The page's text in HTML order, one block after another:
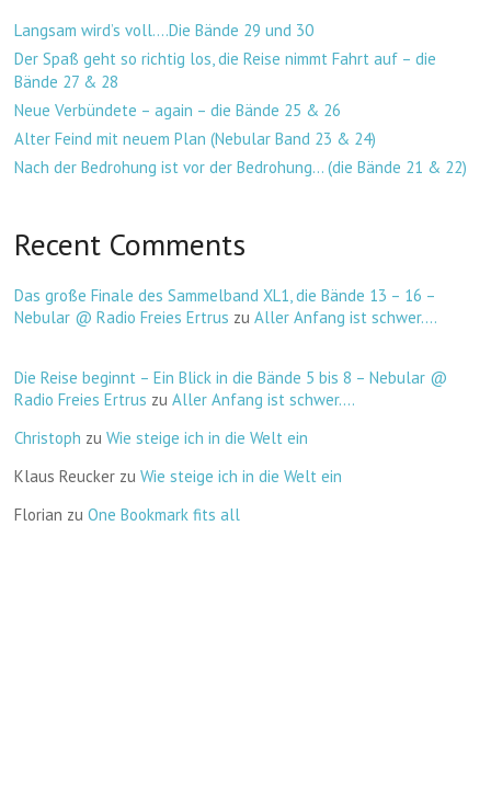
Langsam wird’s voll….Die Bände 29 und 30
Der Spaß geht so richtig los, die Reise nimmt Fahrt auf – die
Bände 27 & 28
Neue Verbündete – again – die Bände 25 & 26
Alter Feind mit neuem Plan (Nebular Band 23 & 24)
Nach der Bedrohung ist vor der Bedrohung… (die Bände 21 & 22)
Recent Comments
Das große Finale des Sammelband XL1, die Bände 13 – 16 –
Nebular @ Radio Freies Ertrus zuAller Anfang ist schwer….
Die Reise beginnt – Ein Blick in die Bände 5 bis 8 – Nebular @
Radio Freies Ertrus zuAller Anfang ist schwer….
Christoph zuWie steige ich in die Welt ein
Klaus Reucker zuWie steige ich in die Welt ein
Florian zuOne Bookmark fits all